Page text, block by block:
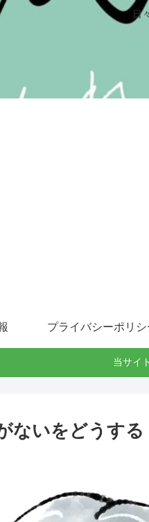
日
プライバシーポリシ
当サイ
ないをどうする